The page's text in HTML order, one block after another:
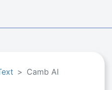
Camb AI